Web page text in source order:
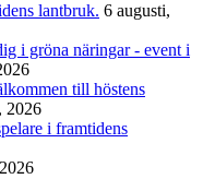
lantbruk. 6 augusti,
i gröna näringar - event i
till höstens
2026
i framtidens